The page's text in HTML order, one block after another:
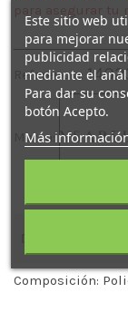
para asegurar tu
Referencia:
Marca:
Composición:
Este sitio web
para mejorar
publicidad
mediante el
Para dar su
botón Acepto.
Más